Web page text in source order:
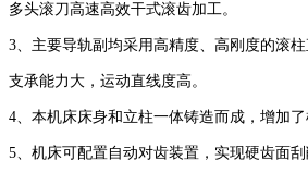
多头滚刀高速高效干式滚齿加工。
3、主要导轨副均采用高精度、高刚度的滚
支承能力大，运动直线度高。
4、本机床床身和立柱一体铸造而成，增加了
5、机床可配置自动对齿装置，实现硬齿面刮